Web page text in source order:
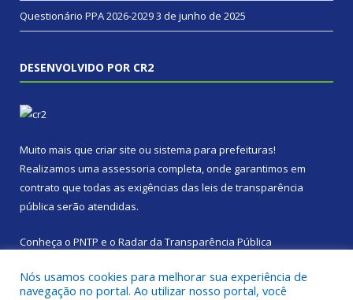
Questionário PPA 2026-20293 de junho de 2025
DESENVOLVIDO POR CR2
Muito mais que criar site ou sistema para prefeituras!
Realizamos uma assessoria completa, onde garantimos em
contrato que todas as exigências das leis de transparência
pública serão atendidas.
Conheça o PNTP e o Radar da Transparência Pública
Nós usamos cookies para melhorar sua experiência de
navegação no portal. Ao utilizar nosso portal, você